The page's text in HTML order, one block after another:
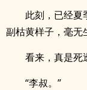
此刻，已经夏
副枯黄样子，毫无
看来，真是死
“李叔。”